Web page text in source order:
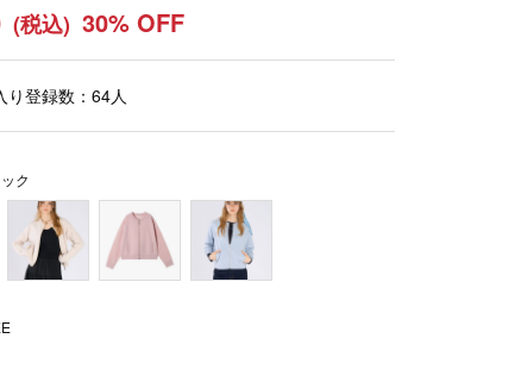
(税込) 30% OFF
り登録数：64人
ク